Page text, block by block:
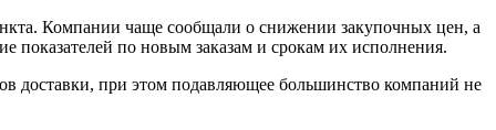
Компании чаще сообщали о снижении закупочных цен, а
показателей по новым заказам и срокам их исполнения.
доставки, при этом подавляющее большинство компаний не